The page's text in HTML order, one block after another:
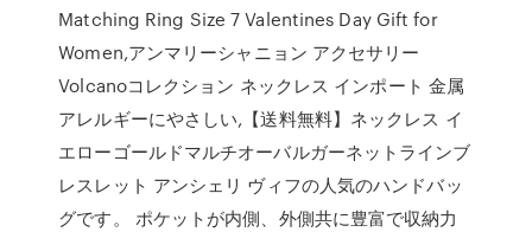
Matching Ring Size 7 Valentines Day Gift for
Women,アンマリーシャニョン アクセサリー
Volcanoコレクション ネックレス インポート 金属
アレルギーにやさしい,【送料無料】ネックレス イ
エローゴールドマルチオーバルガーネットラインブ
レスレット アンシェリ ヴィフの人気のハンドバッ
グです。 ポケットが内側、外側共に豊富で収納力